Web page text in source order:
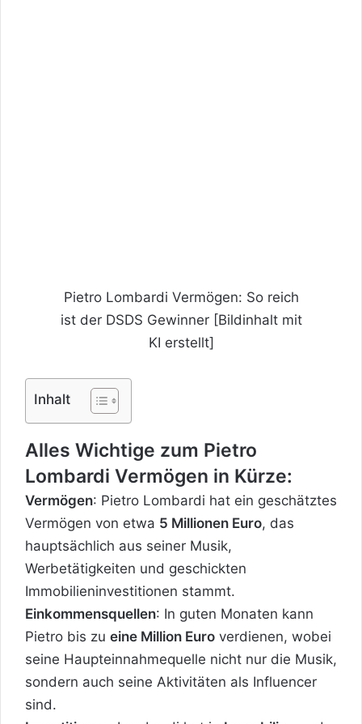
Pietro Lombardi Vermögen: So reich
ist der DSDS Gewinner [Bildinhalt mit
KI erstellt]
Inhalt
Alles Wichtige zum Pietro
Lombardi Vermögen in Kürze:
Vermögen: Pietro Lombardi hat ein geschätztes
Vermögen von etwa 5 Millionen Euro, das
hauptsächlich aus seiner Musik,
Werbetätigkeiten und geschickten
Immobilieninvestitionen stammt.
Einkommensquellen: In guten Monaten kann
Pietro bis zu eine Million Euro verdienen, wobei
seine Haupteinnahmequelle nicht nur die Musik,
sondern auch seine Aktivitäten als Influencer
sind.